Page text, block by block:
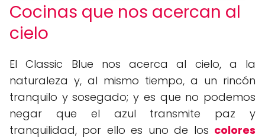
Cocinas que nos acercan al
cielo
El Classic Blue nos acerca al cielo, a la
naturaleza y, al mismo tiempo, a un rincón
tranquilo y sosegado; y es que no podemos
negar que el azul transmite paz y
tranquilidad, por ello es uno de los colores